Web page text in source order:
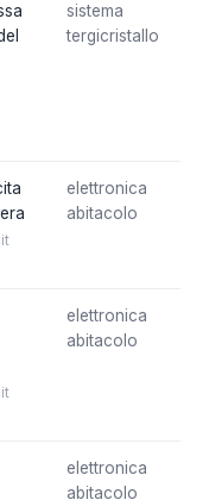
sistema
tergicristallo
elettronica
abitacolo
elettronica
abitacolo
elettronica
abitacolo